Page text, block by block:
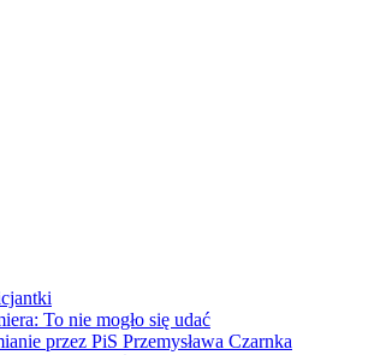
To nie mogło się udać
przez PiS Przemysława Czarnka